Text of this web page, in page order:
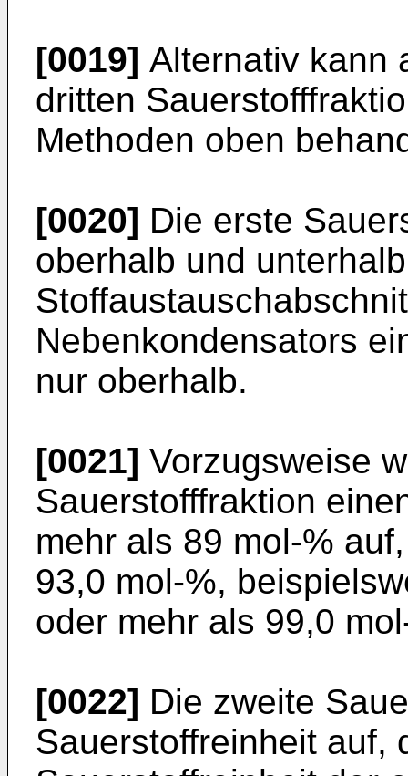
[0019] Alternativ kann
dritten
Methoden oben
[0020] Die erste
oberhalb und
Nebenkondensators
nur oberhalb.
[0021] Vorzugsweise
Sauerstofffraktion
mehr als 89 mol-%
93,0 mol-%,
oder mehr als 99,0
[0022] Die zweite
Sauerstoffreinheit auf,